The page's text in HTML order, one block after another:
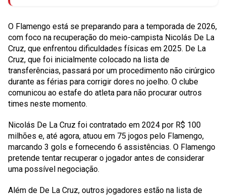
O Flamengo está se preparando para a temporada de 2026,
com foco na recuperação do meio-campista Nicolás De La
Cruz, que enfrentou dificuldades físicas em 2025. De La
Cruz, que foi inicialmente colocado na lista de
transferências, passará por um procedimento não cirúrgico
durante as férias para corrigir dores no joelho. O clube
comunicou ao estafe do atleta para não procurar outros
times neste momento.
Nicolás De La Cruz foi contratado em 2024 por R$ 100
milhões e, até agora, atuou em 75 jogos pelo Flamengo,
marcando 3 gols e fornecendo 6 assistências. O Flamengo
pretende tentar recuperar o jogador antes de considerar
uma possível negociação.
Além de De La Cruz, outros jogadores estão na lista de